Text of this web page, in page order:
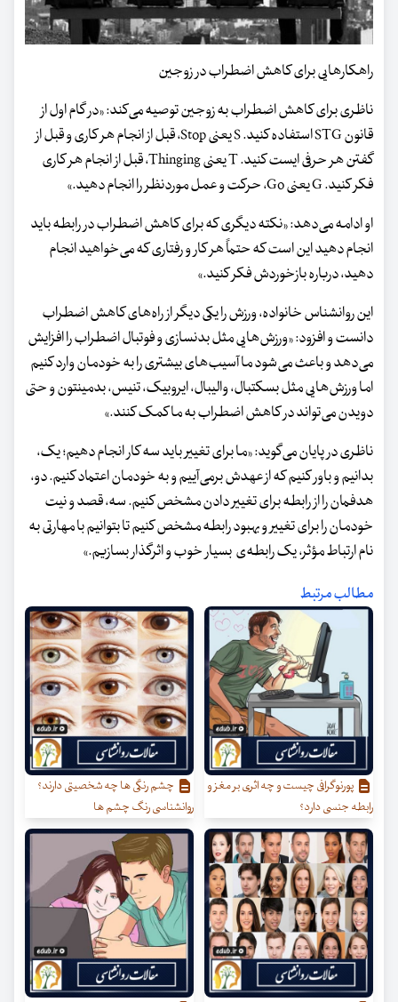
راهکارهایی برای کاهش اضطراب در زوجین
ناظری برای کاهش اضطراب به زوجین توصیه می‌کند: «در گام اول از
قانون STG استفاده کنید. S یعنی Stop، قبل از انجام هر کاری و قبل از
گفتن هر حرفی ایست کنید. T یعنی Thinging، قبل از انجام هر کاری
فکر کنید. G یعنی Go، حرکت و عمل موردنظر را انجام دهید.»
او ادامه می‌دهد: «نکته دیگری که برای کاهش اضطراب در رابطه باید
انجام دهید این است که حتماً هر کار و رفتاری که می‌خواهید انجام
دهید، درباره بازخوردش فکر کنید.»
این روانشناس خانواده، ورزش را یکی دیگر از راه‌های کاهش اضطراب
دانست و افزود: «ورزش‌هایی مثل بدنسازی و فوتبال اضطراب را افزایش
می‌دهد و باعث می‌شود ما آسیب‌های بیشتری را به خودمان وارد کنیم
اما ورزش‌هایی مثل بسکتبال، والیبال، ایروبیک، تنیس، بدمینتون و حتی
دویدن می‌تواند در کاهش اضطراب به ما کمک کنند.»
ناظری در پایان می‌گوید: «ما برای تغییر باید سه کار انجام دهیم؛ یک،
بدانیم و باور کنیم که از عهدش برمی‌آییم و به خودمان اعتماد کنیم. دو،
هدفمان را از رابطه برای تغییر دادن مشخص کنیم. سه، قصد و نیت
خودمان را برای تغییر و بهبود رابطه مشخص کنیم تا بتوانیم با مهارتی به
نام ارتباط مؤثر، یک رابطه‌ی بسیار خوب و اثرگذار بسازیم.»
مطالب مرتبط
پورنوگرافی چیست و چه اثری بر مغز و
رابطه جنسی دارد؟
چشم رنگی ها چه شخصیتی دارند؟
روانشناسی رنگ چشم ها